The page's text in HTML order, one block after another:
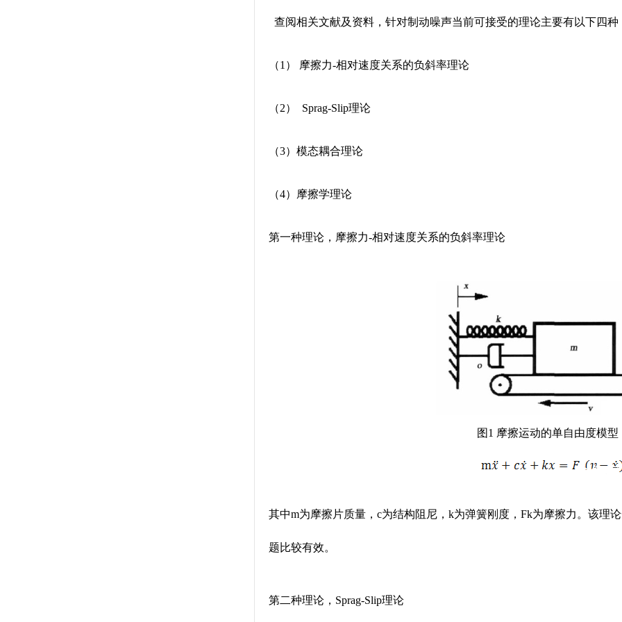
查阅相关文献及资料，针对制动噪声当前可接受的理论主要有以下四种
（1） 摩擦力-相对速度关系的负斜率理论
（2） Sprag-Slip理论
（3）模态耦合理论
（4）摩擦学理论
第一种理论，摩擦力-相对速度关系的负斜率理论
图1 摩擦运动的单自由度模型
其中m为摩擦片质量，c为结构阻尼，k为弹簧刚度，Fk为摩擦力。该理
题比较有效。
第二种理论，Sprag-Slip理论